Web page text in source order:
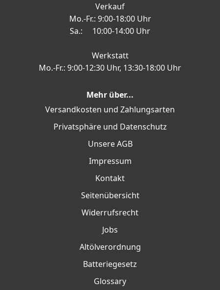
Verkauf
Mo.-Fr.: 9:00-18:00 Uhr
Sa.: 10:00-14:00 Uhr
Werkstatt
Mo.-Fr.: 9:00-12:30 Uhr, 13:30-18:00 Uhr
Mehr über...
Versandkosten und Zahlungsarten
Privatsphäre und Datenschutz
Unsere AGB
Impressum
Kontakt
Seitenübersicht
Widerrufsrecht
Jobs
Altölverordnung
Batteriegesetz
Glossary